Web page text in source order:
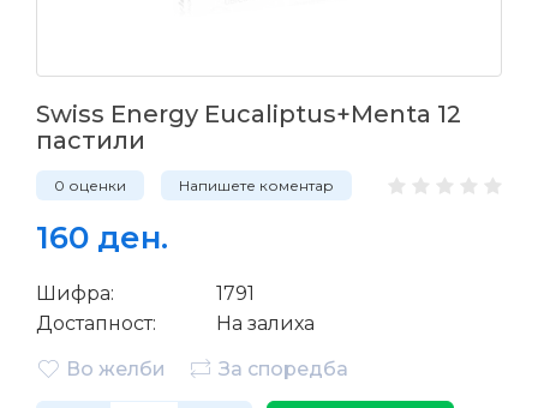
Swiss Energy Eucaliptus+Menta 12
пастили
0 оценки Напишете коментар
160 ден.
Шифра:
1791
Достапност:
На залиха
Во желби
За споредба